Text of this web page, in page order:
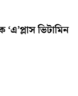
ভিটামিন